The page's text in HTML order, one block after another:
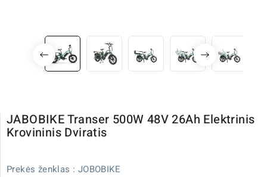
JABOBIKE Transer 500W 48V 26Ah Elektrinis
Krovininis Dviratis
Prekės ženklas : JOBOBIKE